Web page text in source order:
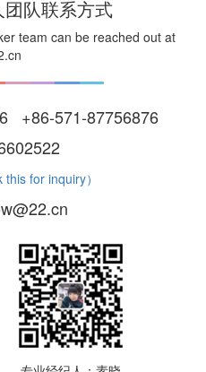
队联系方式
team can be reached out at
+86-571-87756876
for inquiry）